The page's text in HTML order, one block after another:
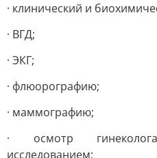
· клинический и
· ВГД;
· ЭКГ;
· флюорографию;
· маммографию;
· осмотр
исследованием;